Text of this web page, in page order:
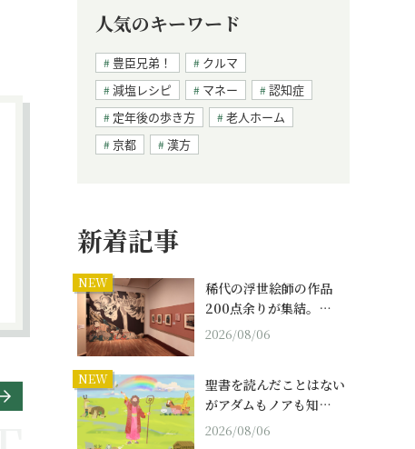
人気のキーワード
豊臣兄弟！
クルマ
減塩レシピ
マネー
認知症
定年後の歩き方
老人ホーム
京都
漢方
新着記事
NEW
稀代の浮世絵師の作品
200点余りが集結。…
2026/08/06
NEW
聖書を読んだことはない
がアダムもノアも知…
2026/08/06